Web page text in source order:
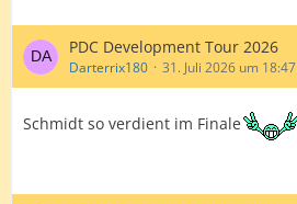
PDC Development Tour 2026
Darterrix180 31. Juli 2026 um 18:47
Schmidt so verdient im Finale